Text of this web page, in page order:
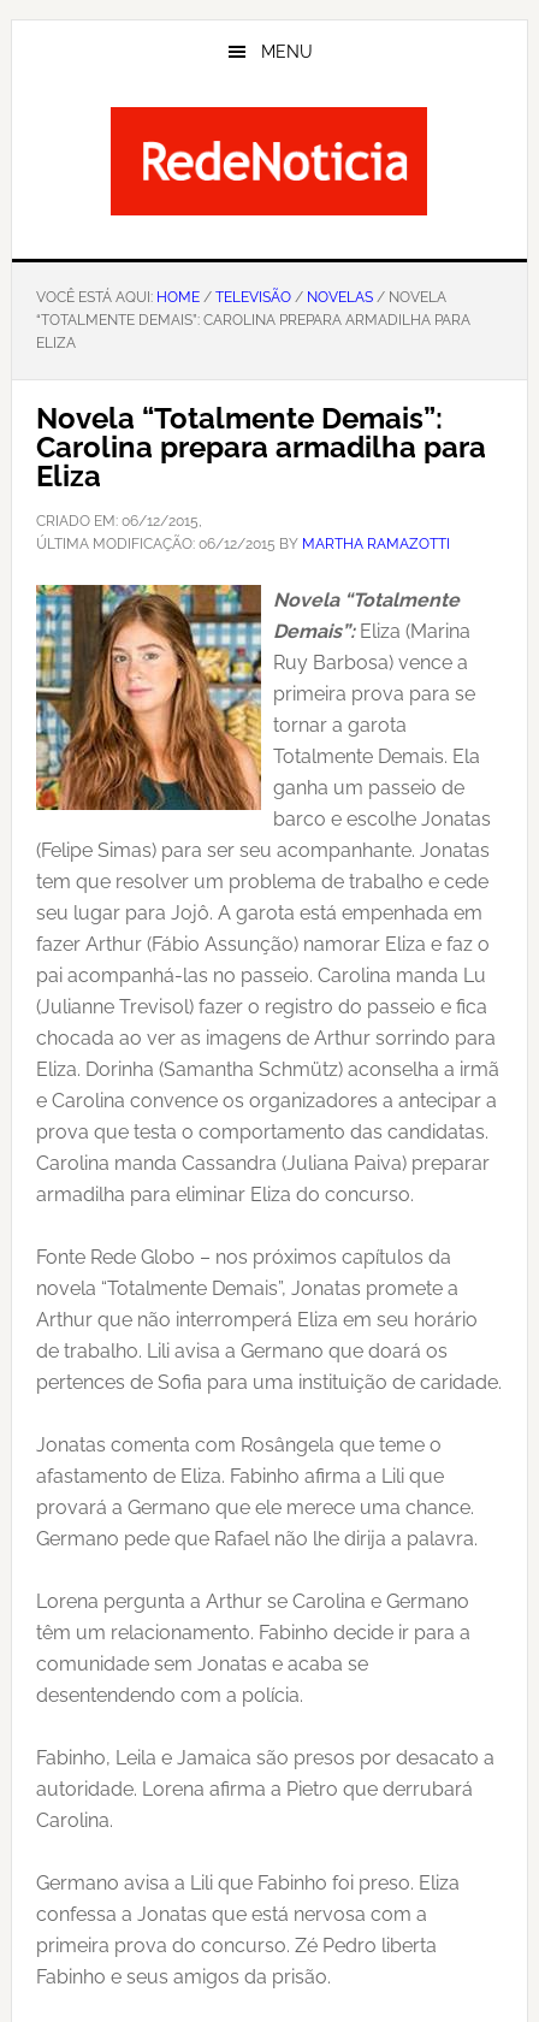
Skip
MENU
VOCÊ ESTÁ AQUI: HOME/ TELEVISÃO/ NOVELAS/ NOVELA
“TOTALMENTE DEMAIS”: CAROLINA PREPARA ARMADILHA PARA
ELIZA
Novela “Totalmente Demais”:
Carolina prepara armadilha para
Eliza
CRIADO EM: 06/12/2015,
ÚLTIMA MODIFICAÇÃO: 06/12/2015 BY MARTHA RAMAZOTTI
Novela “Totalmente
Demais”:Eliza (Marina
Ruy Barbosa) vence a
primeira prova para se
tornar a garota
Totalmente Demais. Ela
ganha um passeio de
barco e escolhe Jonatas
(Felipe Simas) para ser seu acompanhante. Jonatas
tem que resolver um problema de trabalho e cede
seu lugar para Jojô. A garota está empenhada em
fazer Arthur (Fábio Assunção) namorar Eliza e faz o
pai acompanhá-las no passeio. Carolina manda Lu
(Julianne Trevisol) fazer o registro do passeio e fica
chocada ao ver as imagens de Arthur sorrindo para
Eliza. Dorinha (Samantha Schmütz) aconselha a irmã
e Carolina convence os organizadores a antecipar a
prova que testa o comportamento das candidatas.
Carolina manda Cassandra (Juliana Paiva) preparar
armadilha para eliminar Eliza do concurso.
Fonte Rede Globo – nos próximos capítulos da
novela “Totalmente Demais”, Jonatas promete a
Arthur que não interromperá Eliza em seu horário
de trabalho. Lili avisa a Germano que doará os
pertences de Sofia para uma instituição de caridade.
Jonatas comenta com Rosângela que teme o
afastamento de Eliza. Fabinho afirma a Lili que
provará a Germano que ele merece uma chance.
Germano pede que Rafael não lhe dirija a palavra.
Lorena pergunta a Arthur se Carolina e Germano
têm um relacionamento. Fabinho decide ir para a
comunidade sem Jonatas e acaba se
desentendendo com a polícia.
Fabinho, Leila e Jamaica são presos por desacato a
autoridade. Lorena afirma a Pietro que derrubará
Carolina.
Germano avisa a Lili que Fabinho foi preso. Eliza
confessa a Jonatas que está nervosa com a
primeira prova do concurso. Zé Pedro liberta
Fabinho e seus amigos da prisão.